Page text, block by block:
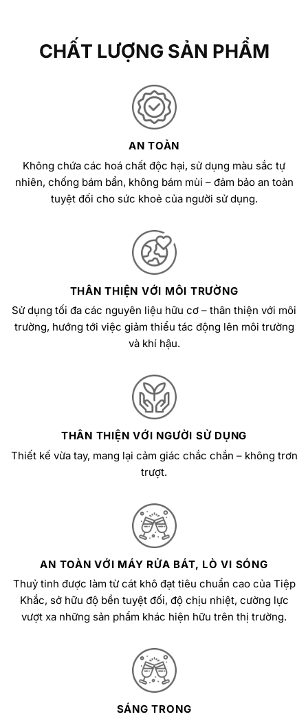
CHẤT LƯỢNG SẢN PHẨM
AN TOÀN
Không chứa các hoá chất độc hại, sử dụng màu sắc tự
nhiên, chống bám bẩn, không bám mùi – đảm bảo an toàn
tuyệt đối cho sức khoẻ của người sử dụng.
THÂN THIỆN VỚI MÔI TRƯỜNG
Sử dụng tối đa các nguyên liệu hữu cơ – thân thiện với môi
trường, hướng tới việc giảm thiểu tác động lên môi trường
và khí hậu.
THÂN THIỆN VỚI NGƯỜI SỬ DỤNG
Thiết kế vừa tay, mang lại cảm giác chắc chắn – không trơn
trượt.
AN TOÀN VỚI MÁY RỬA BÁT, LÒ VI SÓNG
Thuỷ tinh được làm từ cát khô đạt tiêu chuẩn cao của Tiệp
Khắc, sở hữu độ bền tuyệt đối, độ chịu nhiệt, cường lực
vượt xa những sản phẩm khác hiện hữu trên thị trường.
SÁNG TRONG